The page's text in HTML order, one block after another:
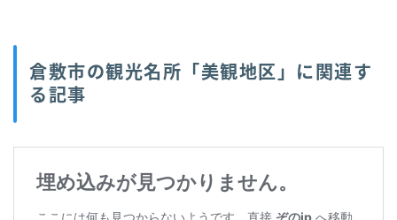
倉敷市の観光名所「美観地区」に関連す
る記事